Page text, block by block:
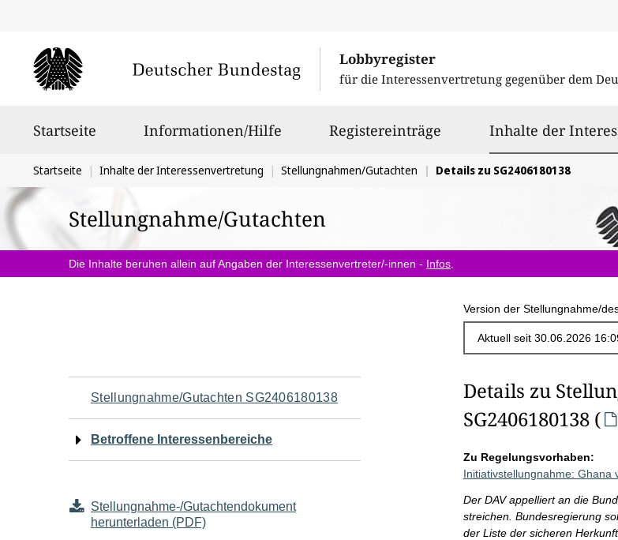
Lobbyregister
für die Interessenvertretung gegenüber dem
Startseite Informationen/Hilfe Registereinträge Inhalte der
Sie
befinden
sich
hier:
Startseite Inhalte der Interessenvertretung Stellungnahmen/Gutachten Details zu SG2406180138
Stellungnahme/Gutachten
Die Inhalte beruhen allein auf Angaben der Interessenvertreter/-innen - Infos
Version der Stellungnahme/
Navigation
für
Seiteninhalt
Stellungnahme/Gutachten SG2406180138
Betroffene Interessenbereiche
Stellungnahme-/Gutachtendokument
herunterladen (PDF)
Details zu
SG2406180138 (
Zu Regelungsvorhaben:
Initiativstellungnahme: Ghana
Der DAV appelliert an die
streichen. Bundesregierung
der Liste der sicheren